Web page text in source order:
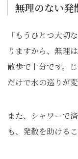
無理のない発
「もうひとつ大切
りますから、無理
散歩で十分です。
だけで水の巡りが
また、シャワーで
も、発散を助ける